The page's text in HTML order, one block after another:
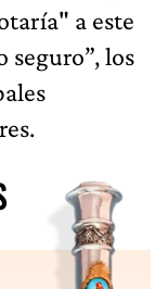
a este
seguro”, los